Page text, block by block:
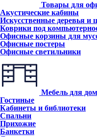
Товары для
Акустические кабины
Искусственные деревья и
Коврики под
Офисные корзины для
Офисные постеры
Офисные светильники
Мебель для
Гостиные
Кабинеты и библиотеки
Спальни
Прихожие
Банкетки